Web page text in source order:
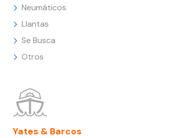
Neumáticos
Llantas
Se Busca
Otros
Yates & Barcos